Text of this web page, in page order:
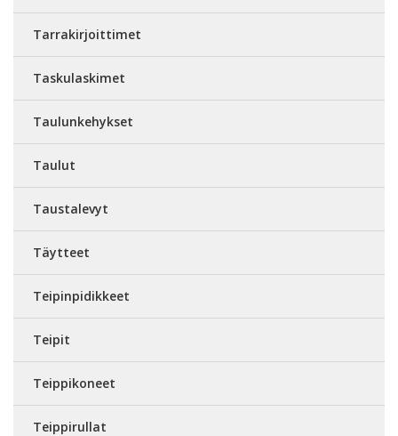
Tarrakirjoittimet
Taskulaskimet
Taulunkehykset
Taulut
Taustalevyt
Täytteet
Teipinpidikkeet
Teipit
Teippikoneet
Teippirullat